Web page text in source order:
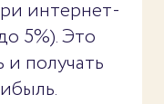
интернет-
5%). Это
получать